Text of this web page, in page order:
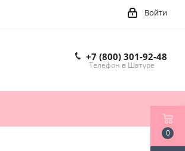
Войти
+7 (800) 301-92-48
Телефон в Шатуре
0